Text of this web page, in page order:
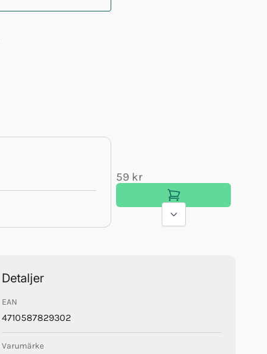
59 kr
Detaljer
EAN
4710587829302
Varumärke